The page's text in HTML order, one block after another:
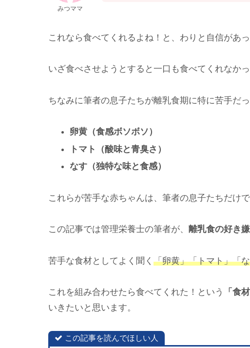
みつママ
これなら食べてくれるよね！と、わりと自信があ
いざ食べさせようとすると一口も食べてくれなか
ちなみに筆者の息子たちが離乳食期に特に苦手だ
卵黄（食感ボソボソ）
トマト（酸味と青臭さ）
なす（独特な味と食感）
これらが苦手な赤ちゃんは、筆者の息子たちだけで
この記事では管理栄養士の筆者が、 離乳食の好き
苦手な食材としてよく聞く 「卵黄」「トマト」「
これを組み合わせたら食べてくれた！という 「食
いきたいと思います。
この記事を読んでほしい人